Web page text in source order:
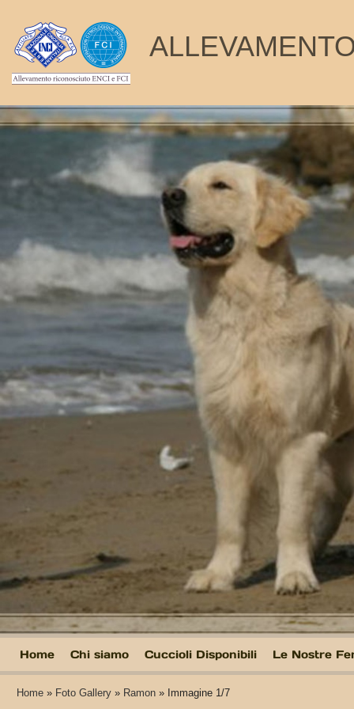
Home Chi siamo Cuccioli Disponibili Le Nostre
Home » Foto Gallery » Ramon » Immagine 1/7